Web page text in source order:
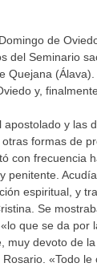
de
del Seminario
Quejana
y,
y las
formas de
con frecuencia
penitente.
espiritual, y
Se
que se da por
muy devoto de
«Todo